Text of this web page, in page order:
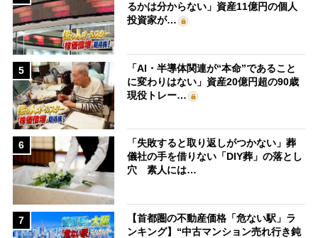
るかは分からない」資産11億円の個人
投資家が…
5
「AI・半導体関連が“本命”であること
に変わりはない」資産20億円超の90歳
現役トレー…
6
「失敗すると取り返しがつかない」葬
儀社の手を借りない「DIY葬」の落とし
穴 素人には…
7
【首都圏の不動産価格「危ない駅」ラ
ンキング】“中古マンション売れ行き鈍